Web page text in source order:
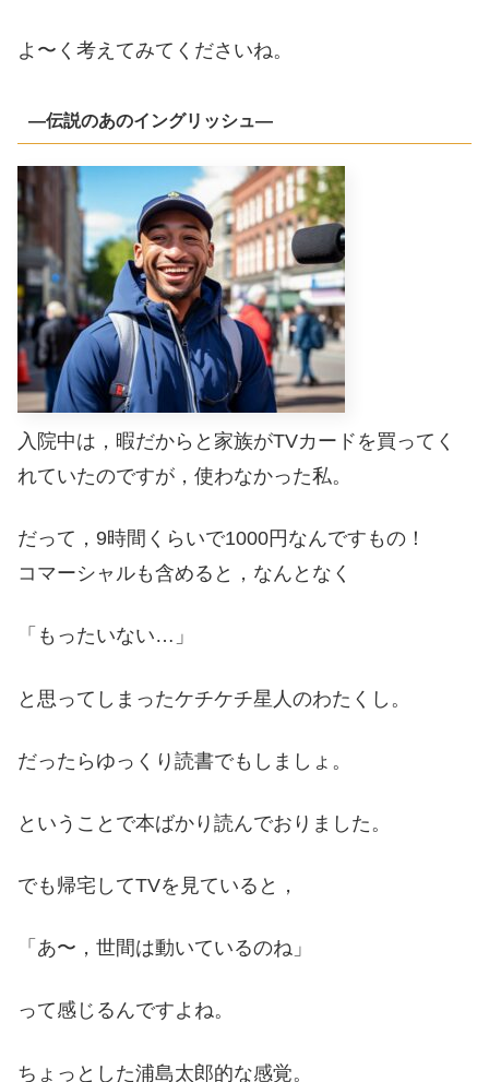
よ〜く考えてみてくださいね。
―伝説のあのイングリッシュ―
入院中は，暇だからと家族がTVカードを買ってく
れていたのですが，使わなかった私。
だって，9時間くらいで1000円なんですもの！
コマーシャルも含めると，なんとなく
「もったいない…」
と思ってしまったケチケチ星人のわたくし。
だったらゆっくり読書でもしましょ。
ということで本ばかり読んでおりました。
でも帰宅してTVを見ていると，
「あ〜，世間は動いているのね」
って感じるんですよね。
ちょっとした浦島太郎的な感覚。